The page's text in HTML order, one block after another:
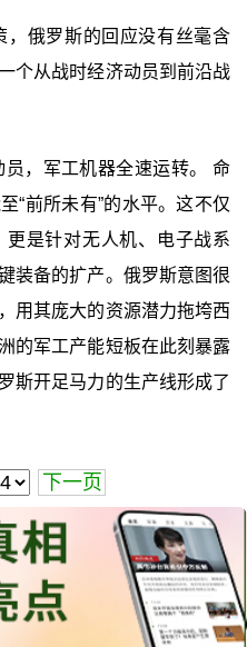
，俄罗斯的回应没有丝毫含
个从战时经济动员到前沿战
，军工机器全速运转。 命
“前所未有”的水平。这不仅
是针对无人机、电子战系
装备的扩产。俄罗斯意图很
用其庞大的资源潜力拖垮西
的军工产能短板在此刻暴露
斯开足马力的生产线形成了
下一页